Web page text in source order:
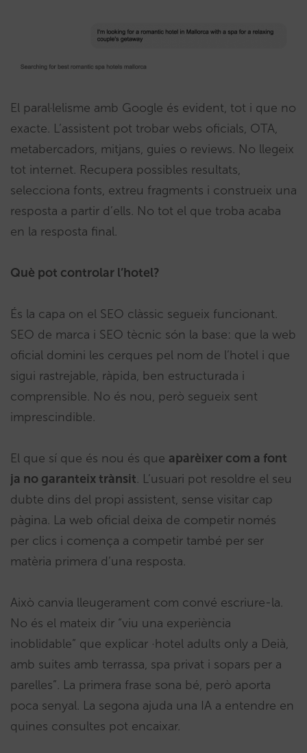
El paral·lelisme amb Google és evident, tot i que no
exacte. L’assistent pot trobar webs oficials, OTA,
metabercadors, mitjans, guies o reviews. No llegeix
tot internet. Recupera possibles resultats,
selecciona fonts, extreu fragments i construeix una
resposta a partir d’ells. No tot el que troba acaba
en la resposta final.
Què pot controlar l’hotel?
És la capa on el SEO clàssic segueix funcionant.
SEO de marca i SEO tècnic són la base: que la web
oficial domini les cerques pel nom de l’hotel i que
sigui rastrejable, ràpida, ben estructurada i
comprensible. No és nou, però segueix sent
imprescindible.
El que sí que és nou és que aparèixer com a font
ja no garanteix trànsit. L’usuari pot resoldre el seu
dubte dins del propi assistent, sense visitar cap
pàgina. La web oficial deixa de competir només
per clics i comença a competir també per ser
matèria primera d’una resposta.
Això canvia lleugerament com convé escriure-la.
No és el mateix dir “viu una experiència
inoblidable” que explicar ·hotel adults only a Deià,
amb suites amb terrassa, spa privat i sopars per a
parelles”. La primera frase sona bé, però aporta
poca senyal. La segona ajuda una IA a entendre en
quines consultes pot encaixar.